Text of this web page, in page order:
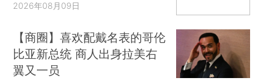
2026年08月09日
【商圈】喜欢配戴名表的哥伦
比亚新总统 商人出身拉美右
翼又一员